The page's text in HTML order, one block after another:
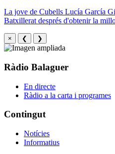
La jove de Cubells Lucía García
Batxillerat després d'obtenir la
× ❮ ❯
Ràdio Balaguer
En directe
Ràdio a la carta i programes
Contingut
Notícies
Informatius